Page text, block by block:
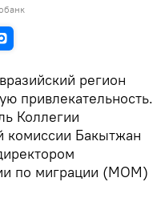
регион
привлекательность.
Коллегии
комиссии Бакытжан
по миграции (МОМ)